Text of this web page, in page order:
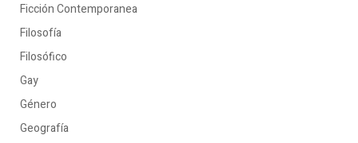
Ficción Contemporanea
Filosofía
Filosófico
Gay
Género
Geografía